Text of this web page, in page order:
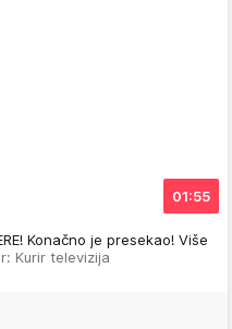
01:55
Konačno je presekao! Više
Kurir televizija